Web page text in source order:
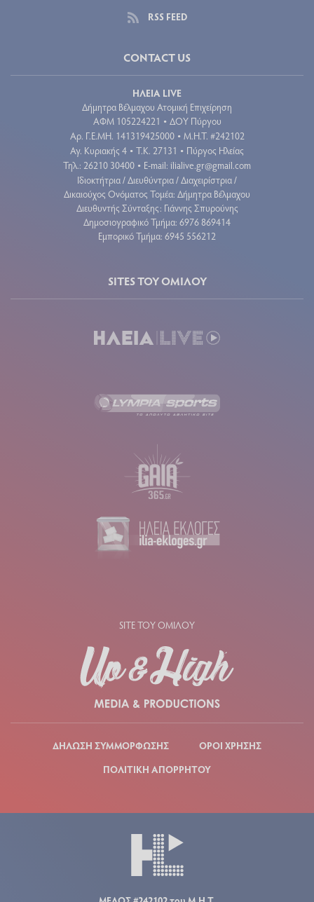
RSS FEED
CONTACT US
ΗΛΕΙΑ LIVE
Δήμητρα Βέλμαχου Ατομική Επιχείρηση
ΑΦΜ 105224221 • ΔΟΥ Πύργου
Aρ. Γ.Ε.ΜΗ. 141319425000 • Μ.Η.Τ. #242102
Αγ. Κυριακής 4 • Τ.Κ. 27131 • Πύργος Ηλείας
Τηλ.: 26210 30400 • E-mail: ilialive.gr@gmail.com
Ιδιοκτήτρια / Διευθύντρια / Διαχειρίστρια /
Δικαιούχος Ονόματος Τομέα: Δήμητρα Βέλμαχου
Διευθυντής Σύνταξης: Γιάννης Σπυρούνης
Δημοσιογραφικό Τμήμα: 6976 869414
Εμπορικό Τμήμα: 6945 556212
SITES ΤΟΥ ΟΜΙΛΟΥ
SITE ΤΟΥ ΟΜΙΛΟΥ
ΔΗΛΩΣΗ ΣΥΜΜΟΡΦΩΣΗΣ
ΟΡΟΙ ΧΡΗΣΗΣ
ΠΟΛΙΤΙΚΗ ΑΠΟΡΡΗΤΟΥ